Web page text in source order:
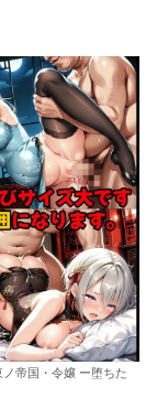
帝国・令嬢 ー堕ちた